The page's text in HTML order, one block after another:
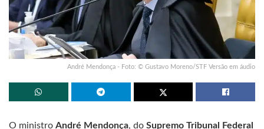
André Mendonça - Foto: © Gustavo Moreno/STF Versão em áudio
O ministro André Mendonça, do Supremo Tribunal Federal